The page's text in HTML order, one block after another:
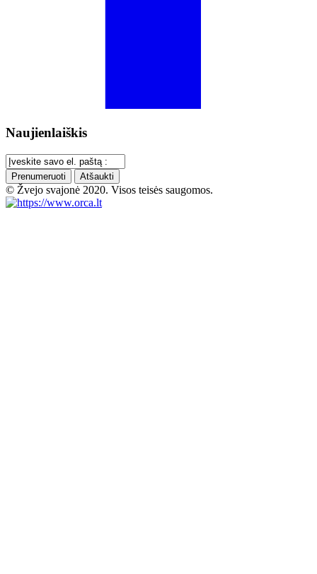
Naujienlaiškis
Prenumeruoti Atšaukti
© Žvejo svajonė 2020. Visos teisės saugomos.